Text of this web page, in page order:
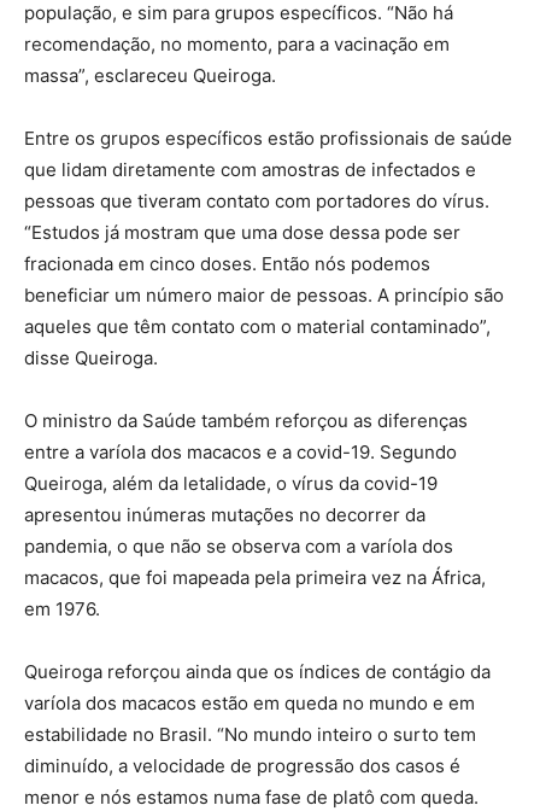
população, e sim para grupos específicos. “Não há
recomendação, no momento, para a vacinação em
massa”, esclareceu Queiroga.
Entre os grupos específicos estão profissionais de saúde
que lidam diretamente com amostras de infectados e
pessoas que tiveram contato com portadores do vírus.
“Estudos já mostram que uma dose dessa pode ser
fracionada em cinco doses. Então nós podemos
beneficiar um número maior de pessoas. A princípio são
aqueles que têm contato com o material contaminado”,
disse Queiroga.
O ministro da Saúde também reforçou as diferenças
entre a varíola dos macacos e a covid-19. Segundo
Queiroga, além da letalidade, o vírus da covid-19
apresentou inúmeras mutações no decorrer da
pandemia, o que não se observa com a varíola dos
macacos, que foi mapeada pela primeira vez na África,
em 1976.
Queiroga reforçou ainda que os índices de contágio da
varíola dos macacos estão em queda no mundo e em
estabilidade no Brasil. “No mundo inteiro o surto tem
diminuído, a velocidade de progressão dos casos é
menor e nós estamos numa fase de platô com queda.